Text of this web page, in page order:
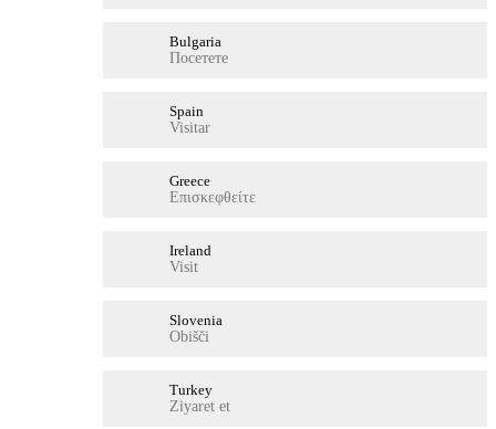
Bulgaria
Посетете
Spain
Visitar
Greece
Επισκεφθείτε
Ireland
Visit
Slovenia
Obišči
Turkey
Ziyaret et